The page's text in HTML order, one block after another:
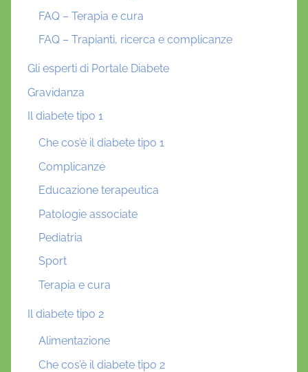
FAQ – Terapia e cura
FAQ – Trapianti, ricerca e complicanze
Gli esperti di Portale Diabete
Gravidanza
Il diabete tipo 1
Che cos’è il diabete tipo 1
Complicanze
Educazione terapeutica
Patologie associate
Pediatria
Sport
Terapia e cura
Il diabete tipo 2
Alimentazione
Che cos’è il diabete tipo 2